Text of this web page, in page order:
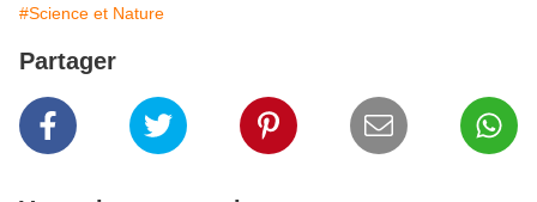
#Science et Nature
Partager